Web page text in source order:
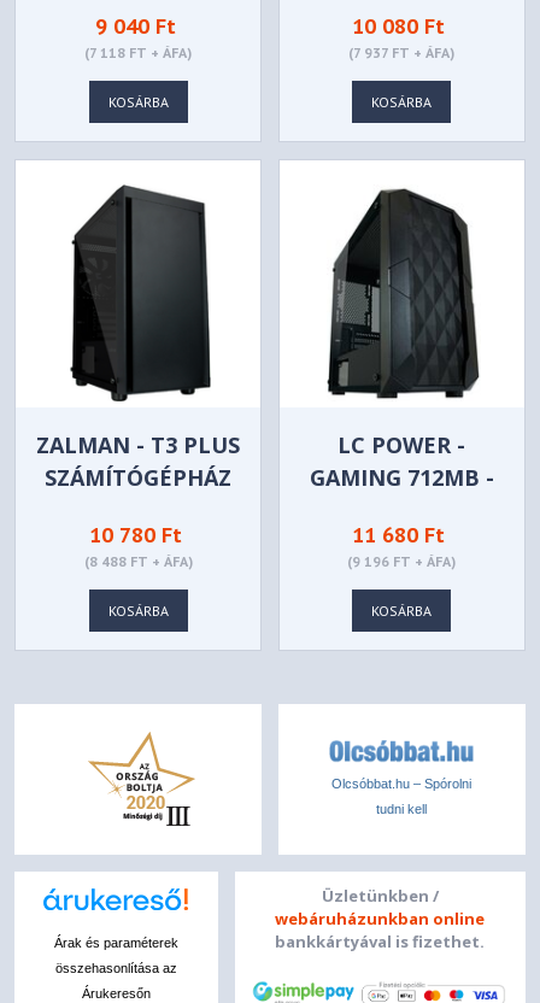
9 040 Ft
(7 118 FT + ÁFA)
KOSÁRBA
10 080 Ft
(7 937 FT + ÁFA)
KOSÁRBA
ZALMAN - T3 PLUS
SZÁMÍTÓGÉPHÁZ
10 780 Ft
(8 488 FT + ÁFA)
KOSÁRBA
LC POWER -
GAMING 712MB -
712MB-ON
11 680 Ft
(9 196 FT + ÁFA)
KOSÁRBA
Olcsóbbat.hu – Spórolni
tudni kell
Árak és paraméterek
összehasonlítása az
Árukeresőn
Üzletünkben /
webáruházunkban online
bankkártyával is fizethet.